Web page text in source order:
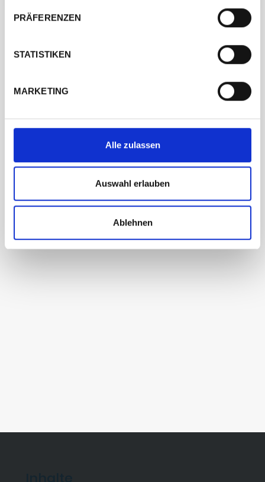
PRÄFERENZEN
STATISTIKEN
MARKETING
Alle zulassen
Auswahl erlauben
Ablehnen